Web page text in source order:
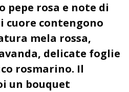
pepe rosa e note di
cuore contengono
mela rossa,
delicate foglie
rosmarino. Il
un bouquet